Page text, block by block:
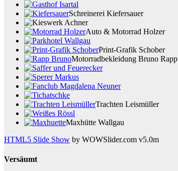
Schreinerei Kiefersauer
Auto & Motorrad Holzer
Print-Grafik Schober
Motorradbekleidung Bruno Rapp
Trachten Leismüller
Maxhütte Wallgau
HTML5 Slide Show by WOWSlider.com v5.0m
Versäumt